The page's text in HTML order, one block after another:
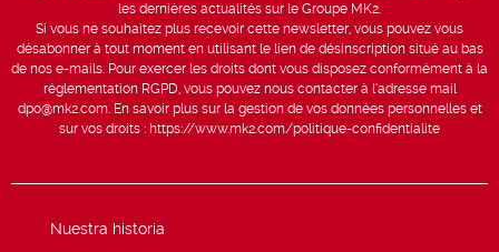
les dernières actualités sur le Groupe MK2.
Si vous ne souhaitez plus recevoir cette newsletter, vous pouvez vous
désabonner à tout moment en utilisant le lien de désinscription situé au bas
de nos e-mails. Pour exercer les droits dont vous disposez conformément à la
réglementation RGPD, vous pouvez nous contacter à l’adresse mail
dpo@mk2.com. En savoir plus sur la gestion de vos données personnelles et
sur vos droits : https://www.mk2.com/politique-confidentialite
Nuestra historia